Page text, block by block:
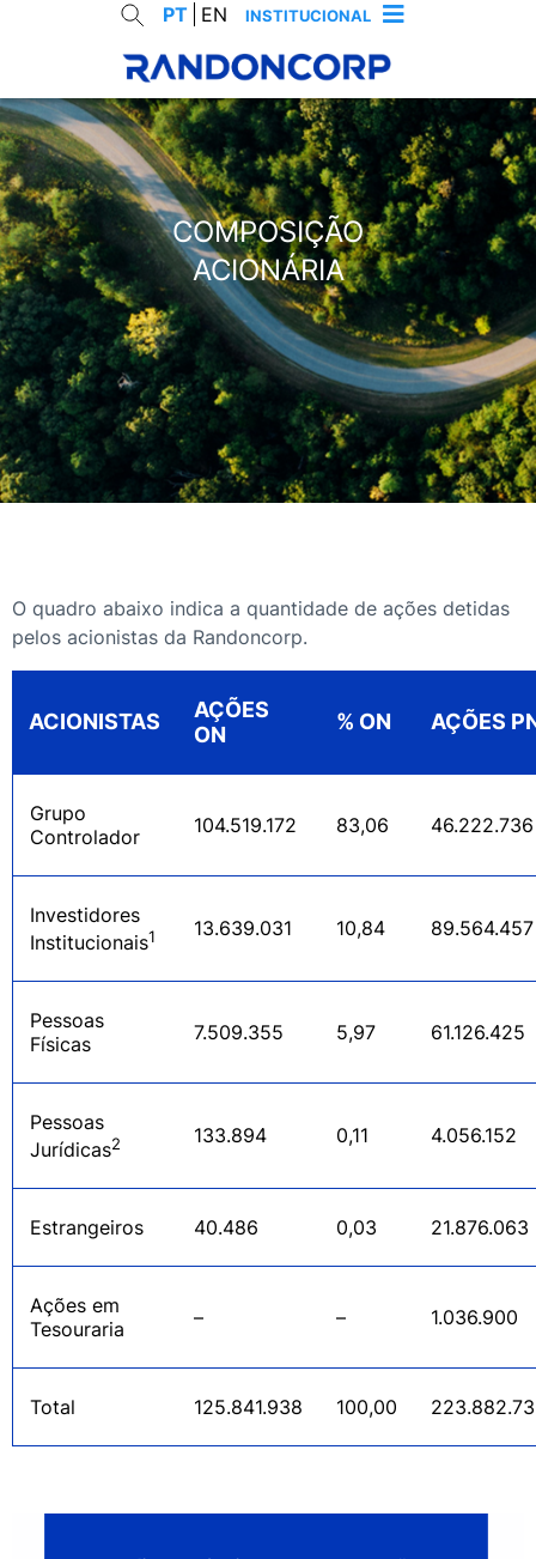
PT EN INSTITUCIONAL
COMPOSIÇÃO
ACIONÁRIA
O quadro abaixo indica a quantidade de ações detidas
pelos acionistas da Randoncorp.
ACIONISTAS
AÇÕES
ON
% ON AÇÕES
Grupo
Controlador
104.519.172 83,06 46.222.736
Investidores
Institucionais1 13.639.031 10,84 89.564.457
Pessoas
Físicas
7.509.355 5,97 61.126.425
Pessoas
Jurídicas2 133.894 0,11 4.056.152
Estrangeiros 40.486 0,03 21.876.063
Ações em
Tesouraria
– – 1.036.900
Total 125.841.938 100,00